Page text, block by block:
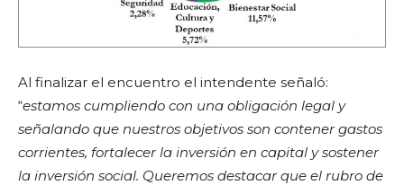
Al finalizar el encuentro el intendente señaló:
“estamos cumpliendo con una obligación legal y
señalando que nuestros objetivos son contener gastos
corrientes, fortalecer la inversión en capital y sostener
la inversión social. Queremos destacar que el rubro de